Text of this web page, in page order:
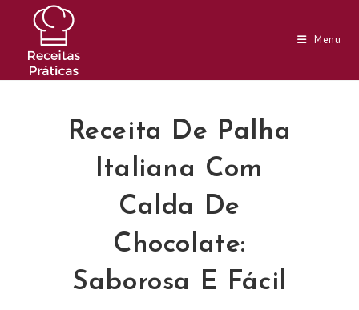
conteúdo
Menu
Receita De Palha
Italiana Com
Calda De
Chocolate:
Saborosa E Fácil